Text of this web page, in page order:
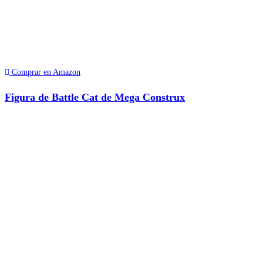
Comprar en Amazon
Figura de Battle Cat de Mega Construx